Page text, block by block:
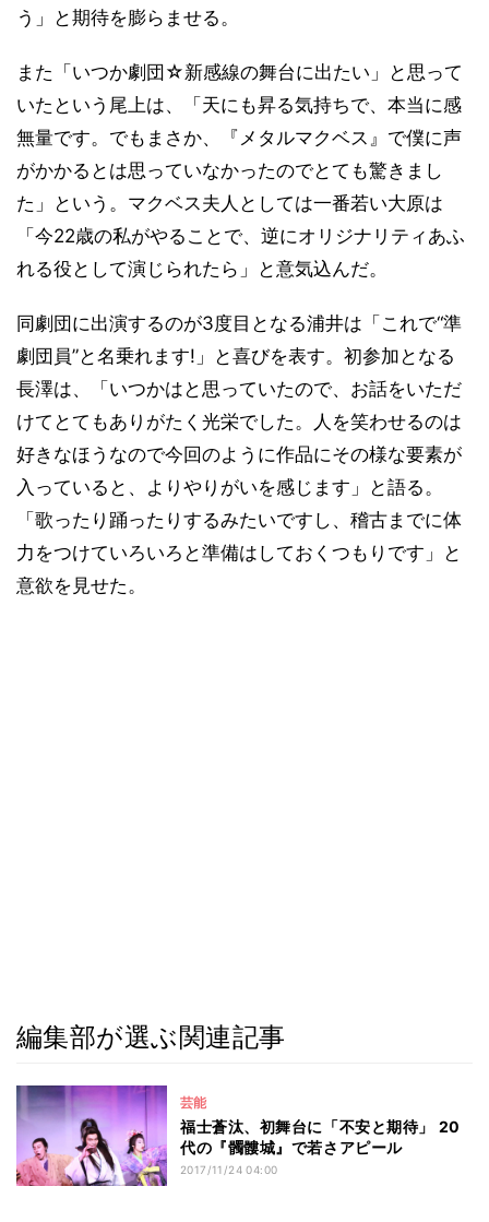
う」と期待を膨らませる。
また「いつか劇団☆新感線の舞台に出たい」と思って
いたという尾上は、「天にも昇る気持ちで、本当に感
無量です。でもまさか、『メタルマクベス』で僕に声
がかかるとは思っていなかったのでとても驚きまし
た」という。マクベス夫人としては一番若い大原は
「今22歳の私がやることで、逆にオリジナリティあふ
れる役として演じられたら」と意気込んだ。
同劇団に出演するのが3度目となる浦井は「これで“準
劇団員”と名乗れます!」と喜びを表す。初参加となる
長澤は、「いつかはと思っていたので、お話をいただ
けてとてもありがたく光栄でした。人を笑わせるのは
好きなほうなので今回のように作品にその様な要素が
入っていると、よりやりがいを感じます」と語る。
「歌ったり踊ったりするみたいですし、稽古までに体
力をつけていろいろと準備はしておくつもりです」と
意欲を見せた。
編集部が選ぶ関連記事
芸能
福士蒼汰、初舞台に「不安と期待」 20
代の『髑髏城』で若さアピール
2017/11/24 04:00